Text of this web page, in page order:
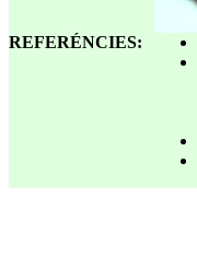
REFERÉNCIES: